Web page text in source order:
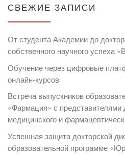
СВЕЖИЕ ЗАПИСИ
От студента Академии до
собственного научного успеха
Обучение через цифровые
онлайн-курсов
Встреча выпускников
«Фармация» с представителями
медицинского и
Успешная защита докторской
образовательной программе